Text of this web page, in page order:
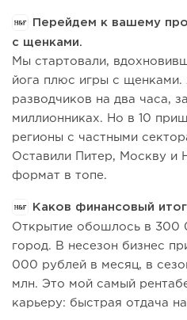
Перейдем к вашему
с щенками.
Мы стартовали,
йога плюс игры с
разводчиков на два часа,
миллионниках. Но в 10
регионы с частными
Оставили Питер, Москву и
формат в топе.
Каков финансовый
Открытие обошлось в 300
город. В несезон бизнес
000 рублей в месяц, в
млн. Это мой самый
карьеру: быстрая отдача